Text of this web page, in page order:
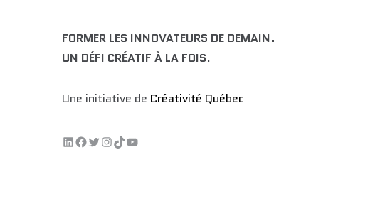
FORMER LES INNOVATEURS DE DEMAIN.
UN DÉFI CRÉATIF À LA FOIS.
Une initiative de Créativité Québec